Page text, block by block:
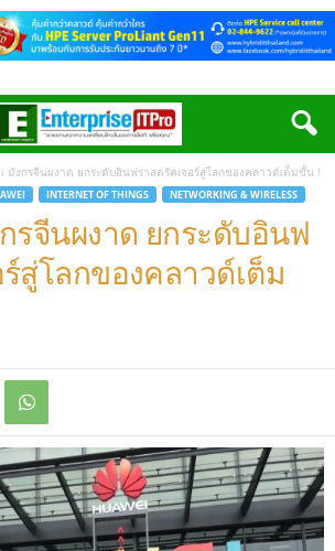
มังกรจีนผงาด ยกระดับอินฟราสตรัคเจอร์สู่โลกของคลาวด์เต็มขั้น !
INTERNET OF THINGS NETWORKING & WIRELESS
รจีนผงาด ยกระดับอินฟ
สู่โลกของคลาวด์เต็ม